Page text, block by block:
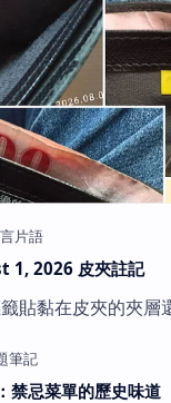
1, 2026 皮夾註記
貼黏在皮夾的夾層
禁忌菜單的歷史味道